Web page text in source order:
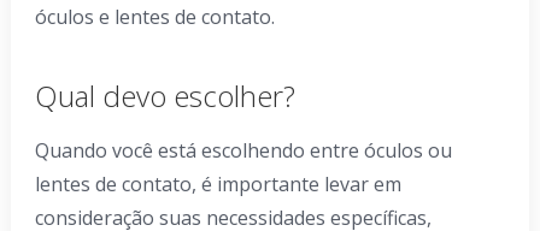
óculos e lentes de contato.
Qual devo escolher?
Quando você está escolhendo entre óculos ou
lentes de contato, é importante levar em
consideração suas necessidades específicas,